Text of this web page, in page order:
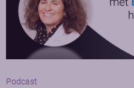
Podcast